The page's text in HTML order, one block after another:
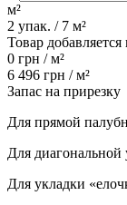
м²
2 упак. / 7 м²
Товар
0 грн /м²
6 496 грн /м²
Запас на прирезку
Для прямой
Для диагональной
Для укладки